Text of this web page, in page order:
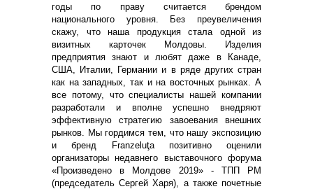
годы по праву считается брендом
национального уровня. Без преувеличения
скажу, что наша продукция стала одной из
визитных карточек Молдовы. Изделия
предприятия знают и любят даже в Канаде,
США, Италии, Германии и в ряде других стран
как на западных, так и на восточных рынках. А
все потому, что специалисты нашей компании
разработали и вполне успешно внедряют
эффективную стратегию завоевания внешних
рынков. Мы гордимся тем, что нашу экспозицию
и бренд Franzeluţa позитивно оценили
организаторы недавнего выставочного форума
«Произведено в Молдове 2019» - ТПП РМ
(председатель Сергей Харя), а также почетные